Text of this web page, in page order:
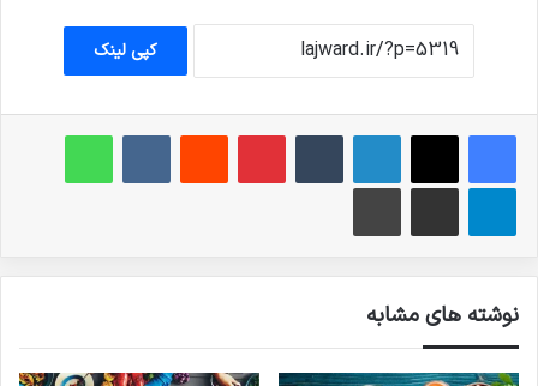
کپی لینک
فیس بوک X لینکدین ‫تامبلر ‫پین‌ترست‫رددیت ‫VKontakteواتس آپ
تلگرام اشتراک گذاری از طریق ایمیل چاپ
نوشته های مشابه